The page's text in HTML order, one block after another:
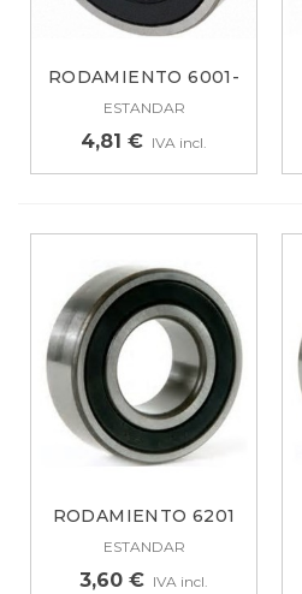
RODAMIENTO 6001-
2RS 13AG024
ESTANDAR
4,81 € IVA incl.
RODAMIENTO 6201
2RS 13AG026
ESTANDAR
3,60 € IVA incl.